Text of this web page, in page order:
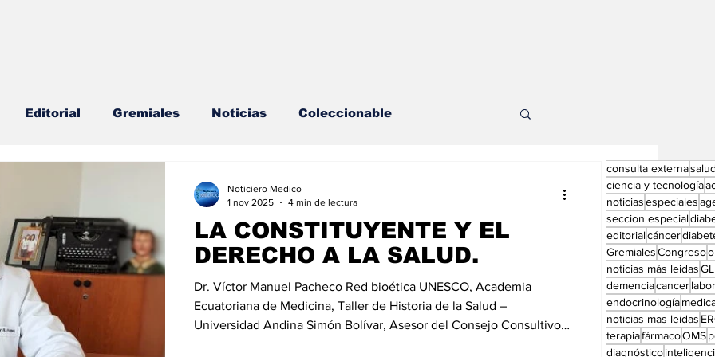
Editorial Gremiales Noticias Coleccionable
Mental
Endocrinología Actualidad especial
especial Consulta Externa especial Editorial especial
LA CONSTITUYENTE Y EL
DERECHO A LA SALUD.
Dr. Víctor Manuel Pacheco Red bioética UNESCO, Academia
Ecuatoriana de Medicina, Taller de Historia de la Salud –
Universidad Andina Simón Bolívar, Asesor del Consejo Consultivo
Noticiero Medico
1 nov 2025
4 min de lectura
consulta externa
ciencia y tecnología
noticiasespeciales
seccion especial
editorialcáncer
GremialesCongreso
noticias más leidas
demenciacancer
endocrinología
noticias mas leidas
terapiafármacoOMS
diagnóstico